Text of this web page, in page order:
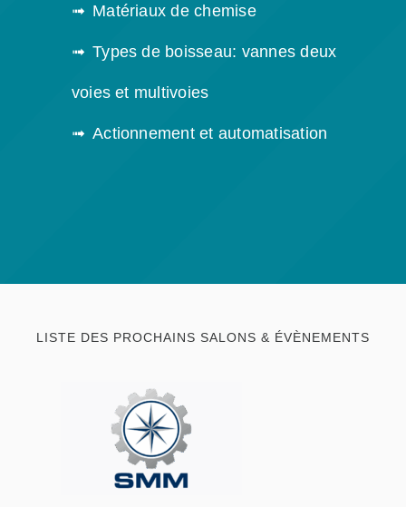
Matériaux de chemise
Types de boisseau: vannes deux
voies et multivoies
Actionnement et automatisation
LISTE DES PROCHAINS SALONS & ÉVÈNEMENTS